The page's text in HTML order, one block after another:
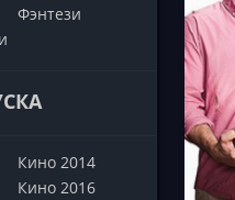
Фэнтези
Кино 2014
Кино 2016